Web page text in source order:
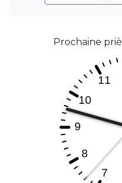
Prochaine